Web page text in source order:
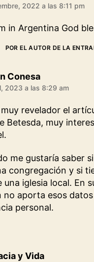
2022 a las 8:11 pm
in Argentina God
POR EL AUTOR DE LA
Conesadice:
2023 a las 8:29 am
revelador el
Betesda, muy
me gustaría saber
congregación y si
una iglesia local. En
no aporta esos
personal.
y Vidadice: